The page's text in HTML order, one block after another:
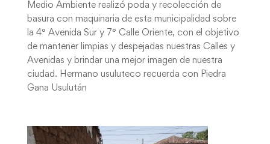
Medio Ambiente realizó poda y recolección de
basura con maquinaria de esta municipalidad sobre
la 4° Avenida Sur y 7° Calle Oriente, con el objetivo
de mantener limpias y despejadas nuestras Calles y
Avenidas y brindar una mejor imagen de nuestra
ciudad. Hermano usuluteco recuerda con Piedra
Gana Usulután